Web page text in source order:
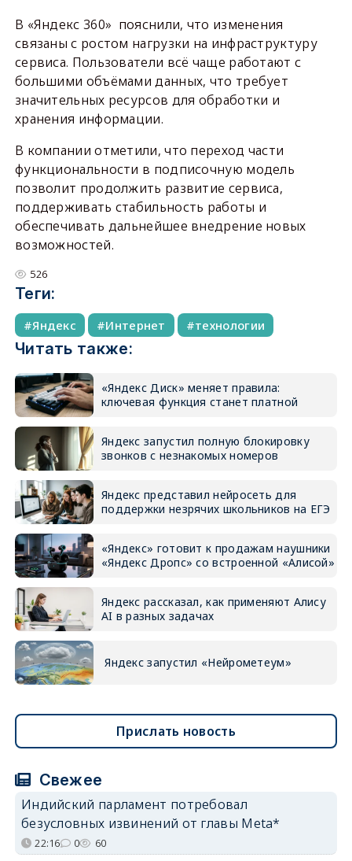
В «Яндекс 360» пояснили, что изменения
связаны с ростом нагрузки на инфраструктуру
сервиса. Пользователи всё чаще работают с
большими объёмами данных, что требует
значительных ресурсов для обработки и
хранения информации.
В компании отметили, что переход части
функциональности в подписочную модель
позволит продолжить развитие сервиса,
поддерживать стабильность работы и
обеспечивать дальнейшее внедрение новых
возможностей.
526
Теги:
Яндекс Интернет технологии
Читать также:
«Яндекс Диск» меняет правила:
ключевая функция станет платной
Яндекс запустил полную блокировку
звонков с незнакомых номеров
Яндекс представил нейросеть для
поддержки незрячих школьников на ЕГЭ
«Яндекс» готовит к продажам наушники
«Яндекс Дропс» со встроенной «Алисой»
Яндекс рассказал, как применяют Алису
AI в разных задачах
Яндекс запустил «Нейрометеум»
Прислать новость
Свежее
Индийский парламент потребовал
безусловных извинений от главы Meta*
22:16 0 60